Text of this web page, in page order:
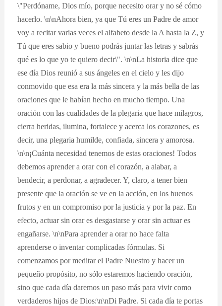
\"Perdóname, Dios mío, porque necesito orar y no sé cómo
hacerlo. \n\nAhora bien, ya que Tú eres un Padre de amor
voy a recitar varias veces el alfabeto desde la A hasta la Z, y
Tú que eres sabio y bueno podrás juntar las letras y sabrás
qué es lo que yo te quiero decir\". \n\nLa historia dice que
ese día Dios reunió a sus ángeles en el cielo y les dijo
conmovido que esa era la más sincera y la más bella de las
oraciones que le habían hecho en mucho tiempo. Una
oración con las cualidades de la plegaria que hace milagros,
cierra heridas, ilumina, fortalece y acerca los corazones, es
decir, una plegaria humilde, confiada, sincera y amorosa.
\n\n¡Cuánta necesidad tenemos de estas oraciones! Todos
debemos aprender a orar con el corazón, a alabar, a
bendecir, a perdonar, a agradecer. Y, claro, a tener bien
presente que la oración se ve en la acción, en los buenos
frutos y en un compromiso por la justicia y por la paz. En
efecto, actuar sin orar es desgastarse y orar sin actuar es
engañarse. \n\nPara aprender a orar no hace falta
aprenderse o inventar complicadas fórmulas. Si
comenzamos por meditar el Padre Nuestro y hacer un
pequeño propósito, no sólo estaremos haciendo oración,
sino que cada día daremos un paso más para vivir como
verdaderos hijos de Dios:\n\nDi Padre. Si cada día te portas